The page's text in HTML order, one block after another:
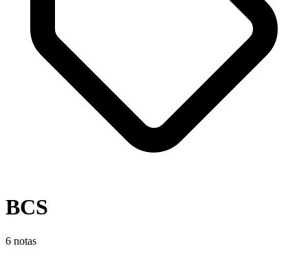
BCS
6 notas